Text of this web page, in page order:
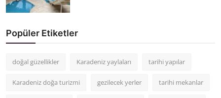
Popüler Etiketler
doğal güzellikler Karadeniz yaylaları tarihi yapılar
Karadeniz doğa turizmi gezilecek yerler tarihi mekanlar